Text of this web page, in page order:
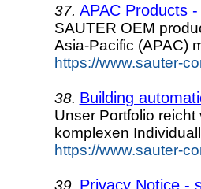
37. APAC Products
SAUTER OEM
Asia-Pacific (APAC)
https://www.sauter-
38. Building
Unser Portfolio
komplexen
https://www.sauter-
39. Privacy Notice -